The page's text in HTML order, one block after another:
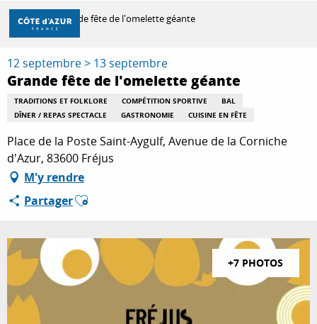
Aller
contenu
principal
DÉCOUVRIR
À FAIRE
SÉJOURNER
Accueil Grande fête de l'omelette géante
12 septembre > 13 septembre
Grande fête de l'omelette géante
TRADITIONS ET FOLKLORE COMPÉTITION SPORTIVE
BAL
DÎNER / REPAS SPECTACLE
GASTRONOMIE CUISINE EN FÊTE
Place de la Poste Saint-Aygulf, Avenue de la Corniche
d'Azur, 83600 Fréjus
M'y rendre
PartagerAjouter aux favoris
+7 PHOTOS